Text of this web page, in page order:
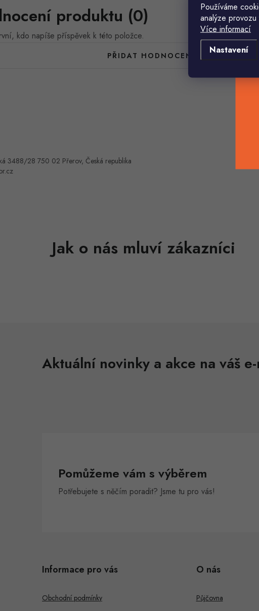
Používáme
analýze
Více informací
Nastavení
produktu (0)
kdo napíše příspěvek k této položce.
PŘIDAT HODNOCENÍ
3488/28 750 02 Přerov, Česká republika
Aktuální novinky a akce na váš
Pomůžeme vám s výběrem
Potřebujete s něčím poradit? Jsme tu pro vás!
Informace pro vás
Obchodní podmínky
O nás
Půjčovna